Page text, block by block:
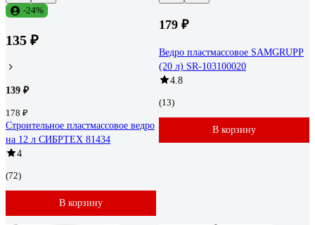
-24%
135 ₽
139 ₽
178 ₽
Строительное пластмассовое ведро
на 12 л СИБРТЕХ 81434
4
(72)
В корзину
179 ₽
Ведро пластмассовое SAMGRUPP
(20 л) SR-103100020
4.8
(13)
В корзину